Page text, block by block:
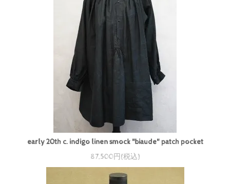
early 20th c. indigo linen smock "biaude" patch pocket
87,500円(税込)